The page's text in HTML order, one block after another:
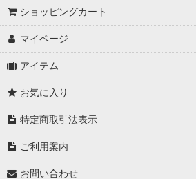
ショッピングカート
マイページ
アイテム
お気に入り
特定商取引法表示
ご利用案内
お問い合わせ